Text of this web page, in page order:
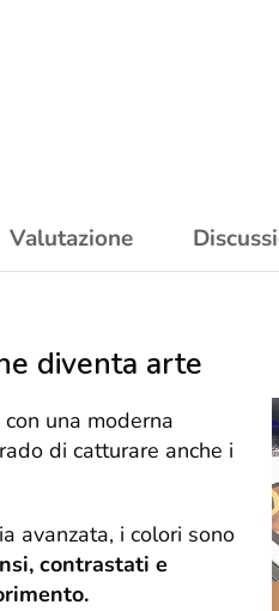
Valutazione
diventa arte
una moderna
di catturare anche i
avanzata, i colori sono
contrastati e